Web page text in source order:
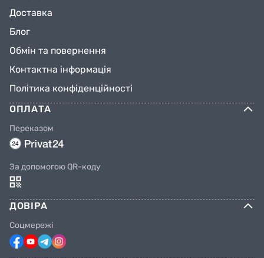
Доставка
Блог
Обмін та повернення
Контактна інформація
Політика конфіденційності
ОПЛАТА
Переказом
За допомогою QR-коду
ДОВІРА
Соцмережі